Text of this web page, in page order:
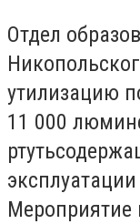
Отдел
утилизацию
11 000
Мероприятие